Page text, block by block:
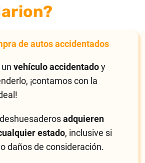
de autos accidentados
unvehículo accidentadoy
¡contamos con la
adquieren
estado, inclusive si
daños de consideración.